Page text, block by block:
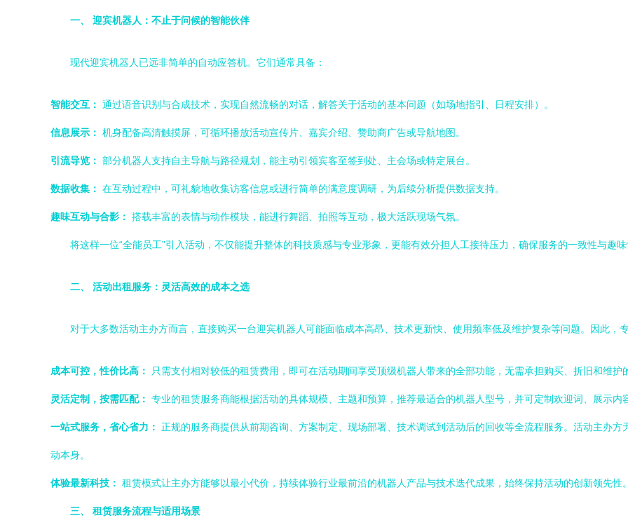
一、 迎宾机器人：不止于问候的智能伙伴
现代迎宾机器人已远非简单的自动应答机。它们通常具备：
智能交互： 通过语音识别与合成技术，实现自然流畅的对话，解答关于活动的基本问题（如场地指引、日程安排）。
信息展示： 机身配备高清触摸屏，可循环播放活动宣传片、嘉宾介绍、赞助商广告或导航地图。
引流导览： 部分机器人支持自主导航与路径规划，能主动引领宾客至签到处、主会场或特定展台。
数据收集： 在互动过程中，可礼貌地收集访客信息或进行简单的满意度调研，为后续分析提供数据支持。
趣味互动与合影： 搭载丰富的表情与动作模块，能进行舞蹈、拍照等互动，极大活跃现场气氛。
将这样一位“全能员工”引入活动，不仅能提升整体的科技质感与专业形象，更能有效分担人工接待压力，确保服务的一致性与趣味
二、 活动出租服务：灵活高效的成本之选
对于大多数活动主办方而言，直接购买一台迎宾机器人可能面临成本高昂、技术更新快、使用频率低及维护复杂等问题。因此，
成本可控，性价比高： 只需支付相对较低的租赁费用，即可在活动期间享受顶级机器人带来的全部功能，无需承担购买、折旧和维护
灵活定制，按需匹配： 专业的租赁服务商能根据活动的具体规模、主题和预算，推荐最适合的机器人型号，并可定制欢迎词、展示内
一站式服务，省心省力： 正规的服务商提供从前期咨询、方案制定、现场部署、技术调试到活动后的回收等全流程服务。活动主办
动本身。
体验最新科技： 租赁模式让主办方能够以最小代价，持续体验行业最前沿的机器人产品与技术迭代成果，始终保持活动的创新领先性。
三、 租赁服务流程与适用场景